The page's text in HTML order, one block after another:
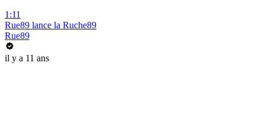
1:11
Rue89 lance la Ruche89
Rue89
il y a 11 ans